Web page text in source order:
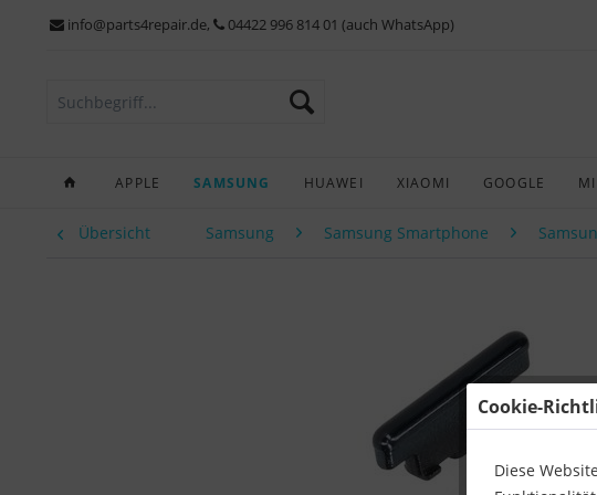
info@parts4repair.de, 04422 996 814 01 (auch WhatsApp)
APPLE SAMSUNG HUAWEI XIAOMI GOOGLE
Übersicht Samsung Samsung Smartphone
Cookie-
Diese